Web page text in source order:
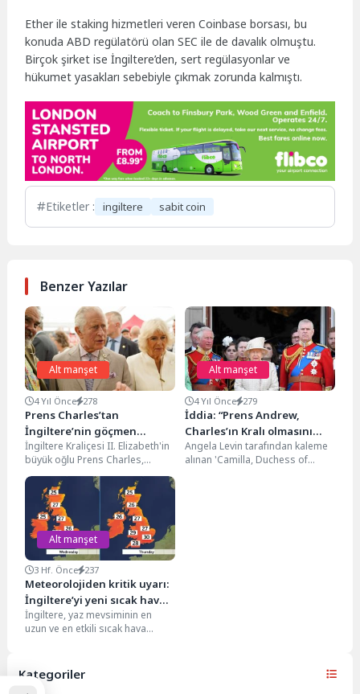
Ether ile staking hizmetleri veren Coinbase borsası, bu
konuda ABD regülatörü olan SEC ile de davalık olmuştu.
Birçok şirket ise İngiltere’den, sert regülasyonlar ve
hükumet yasakları sebebiyle çıkmak zorunda kalmıştı.
Etiketler : ingiltere sabit coin
Benzer Yazılar
Alt manşet
4 Yıl Önce 278
Prens Charles’tan
İngiltere’nin göçmen
kararına tepki: Korkunç bir
plan
İngiltere Kraliçesi II. Elizabeth'in
büyük oğlu Prens Charles,
hükümetin ülkeye yasa dışı
yollarla giren sığınmacıları...
Alt manşet
4 Yıl Önce 279
İddia: “Prens Andrew,
Charles’ın Kralı olmasını
engellemek için komplo
kurdu”
Angela Levin tarafından kaleme
alınan 'Camilla, Duchess of
Alt manşet
3 Hf. Önce 237
Meteorolojiden kritik uyarı:
İngiltere’yi yeni sıcak hava
dalgası bekliyor
İngiltere, yaz mevsiminin en
uzun ve en etkili sıcak hava
Kategoriler